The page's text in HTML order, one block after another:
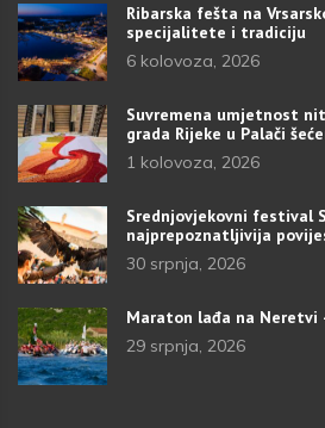
Ribarska fešta na
specijalitete i tradiciju
6 kolovoza, 2026
Suvremena umjetnost
grada Rijeke u Palači
1 kolovoza, 2026
Srednjovjekovni festival
najprepoznatljivija
30 srpnja, 2026
Maraton lađa na Neretvi
29 srpnja, 2026